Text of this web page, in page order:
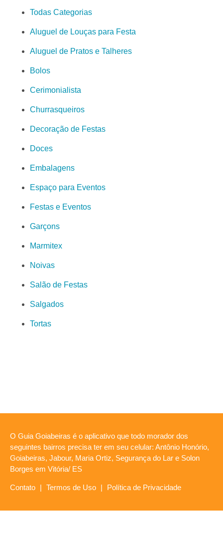
Todas Categorias
Aluguel de Louças para Festa
Aluguel de Pratos e Talheres
Bolos
Cerimonialista
Churrasqueiros
Decoração de Festas
Doces
Embalagens
Espaço para Eventos
Festas e Eventos
Garçons
Marmitex
Noivas
Salão de Festas
Salgados
Tortas
O Guia Goiabeiras é o aplicativo que todo morador dos
seguintes bairros precisa ter em seu celular: Antônio Honório,
Goiabeiras, Jabour, Maria Ortiz, Segurança do Lar e Solon
Borges em Vitória/ ES
Contato | Termos de Uso | Política de Privacidade